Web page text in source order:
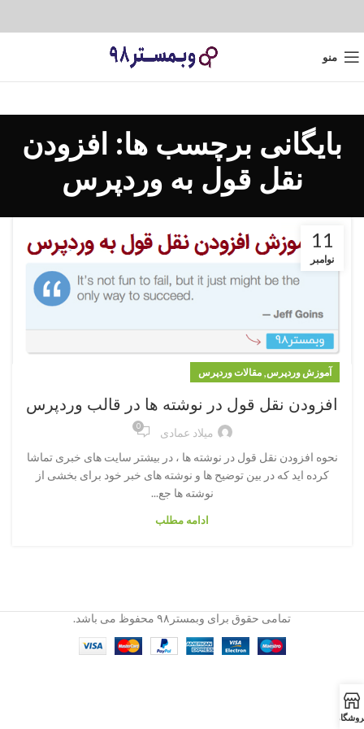
منو
بایگانی برچسب ها: افزودن
نقل قول به وردپرس
11
نوامبر
آموزش وردپرس, مقالات وردپرس
افزودن نقل قول در نوشته ها در قالب وردپرس
میلاد عمادی 0
نحوه افزودن نقل قول در نوشته ها ، در بیشتر سایت های خبری تماشا
کرده اید که در بین توضیح ها و نوشته های خبر خود برای بخشی از
نوشته ها جع...
ادامه مطلب
تمامی حقوق برای وبمستر۹۸ محفوظ می باشد.